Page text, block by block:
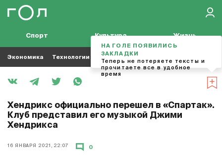
Спорт Культура Жизнь
Экономика Технологии Кино Футбол
Хендрикс официально перешел в «Спартак».
Клуб представил его музыкой Джими
Хендрикса
16 ЯНВАРЯ 2021, 22:07 0
НА ГОЛЕ ПОЯВИЛИСЬ
ЗАКЛАДКИ
Теперь не потеряете тексты и
прочитаете все в удобное
время